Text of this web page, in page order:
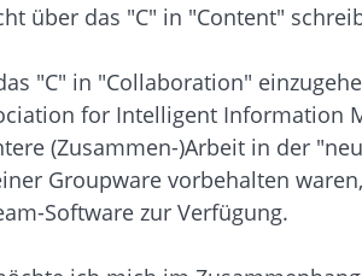
über das "C" in "Content"
"C" in "Collaboration"
for Intelligent
(Zusammen-)Arbeit in der
Groupware vorbehalten
Software zur Verfügung.